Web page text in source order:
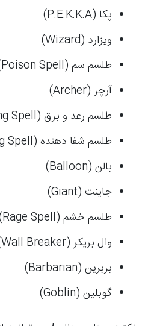
پکا (P.E.K.K.A)
ویزارد (Wizard)
طلسم سم (Poison Spell)
آرچر (Archer)
طلسم رعد و برق (Lightening Spell)
طلسم شفا دهنده (Healing Spell)
بالن (Balloon)
جاینت (Giant)
طلسم خشم (Rage Spell)
وال بریکر (Wall Breaker)
بربرین (Barbarian)
گوبلین (Goblin)